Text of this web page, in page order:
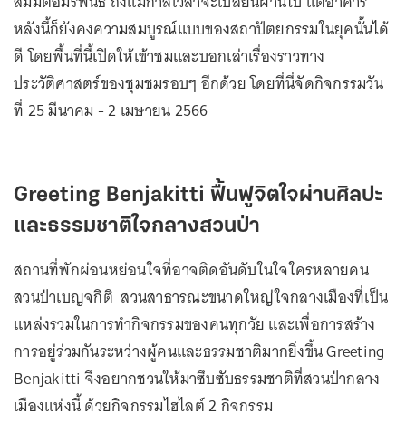
หลังนี้ก็ยังคงความสมบูรณ์แบบของสถาปัตยกรรมในยุคนั้นได้
ดี โดยพื้นที่นี้เปิดให้เข้าชมและบอกเล่าเรื่องราวทาง
ประวัติศาสตร์ของชุมชมรอบๆ อีกด้วย โดยที่นี่จัดกิจกรรมวัน
ที่ 25 มีนาคม - 2 เมษายน 2566
Greeting Benjakitti ฟื้นฟูจิตใจผ่านศิลปะ
และธรรมชาติใจกลางสวนป่า
สถานที่พักผ่อนหย่อนใจที่อาจติดอันดับในใจใครหลายคน
สวนป่าเบญจกิติ สวนสาธารณะขนาดใหญ่ใจกลางเมืองที่เป็น
แหล่งรวมในการทำกิจกรรมของคนทุกวัย และเพื่อการสร้าง
การอยู่ร่วมกันระหว่างผู้คนและธรรมชาติมากยิ่งขึ้น Greeting
Benjakitti จึงอยากชวนให้มาซึบซับธรรมชาติที่สวนป่ากลาง
เมืองแห่งนี้ ด้วยกิจกรรมไฮไลต์ 2 กิจกรรม